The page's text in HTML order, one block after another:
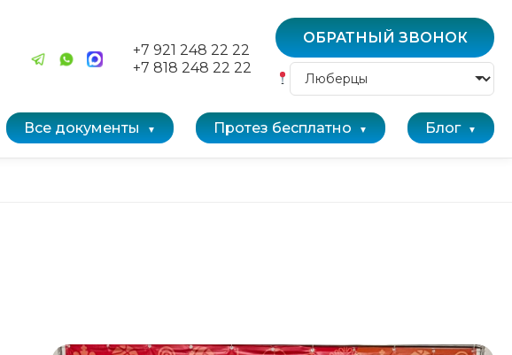
+7 921 248 22 22
+7 818 248 22 22
ОБРАТНЫЙ ЗВОНОК
Все документы Протез бесплатно Блог